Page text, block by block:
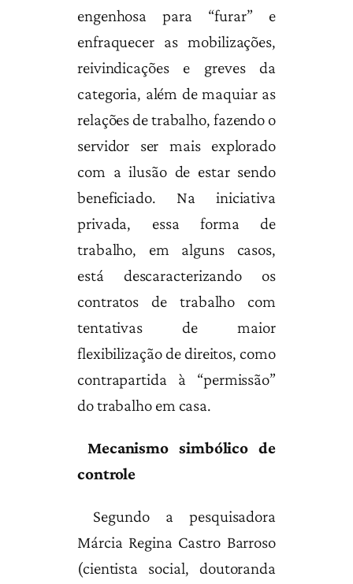
engenhosa para “furar” e
enfraquecer as mobilizações,
reivindicações e greves da
categoria, além de maquiar as
relações de trabalho, fazendo o
servidor ser mais explorado
com a ilusão de estar sendo
beneficiado. Na iniciativa
privada, essa forma de
trabalho, em alguns casos,
está descaracterizando os
contratos de trabalho com
tentativas de maior
flexibilização de direitos, como
contrapartida à “permissão”
do trabalho em casa.
Mecanismo simbólico de
controle
Segundo a pesquisadora
Márcia Regina Castro Barroso
(cientista social, doutoranda